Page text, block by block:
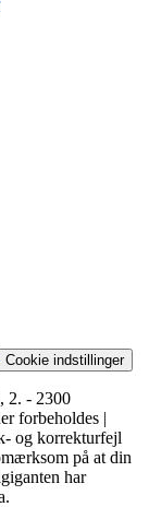
Cookie indstillinger
2. - 2300
forbeholdes |
og korrekturfejl
på at din
har